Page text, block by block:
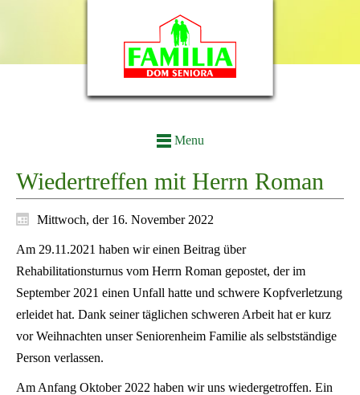
Menu
Wiedertreffen mit Herrn Roman
Mittwoch, der 16. November 2022
Am 29.11.2021 haben wir einen Beitrag über
Rehabilitationsturnus vom Herrn Roman gepostet, der im
September 2021 einen Unfall hatte und schwere Kopfverletzung
erleidet hat. Dank seiner täglichen schweren Arbeit hat er kurz
vor Weihnachten unser Seniorenheim Familie als selbstständige
Person verlassen.
Am Anfang Oktober 2022 haben wir uns wiedergetroffen. Ein